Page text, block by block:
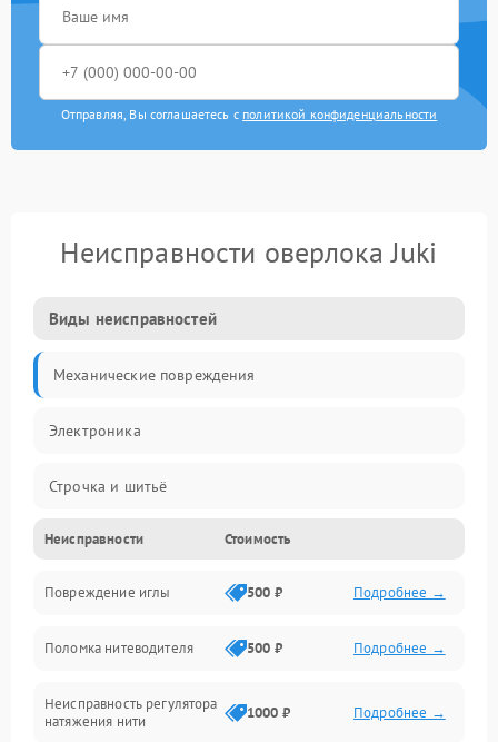
Отправляя, Вы соглашаетесь с политикой конфиденциальности
Неисправности оверлока Juki
Виды неисправностей
Механические повреждения
Электроника
Строчка и шитьё
Прочие неисправности
Подача ткани
Игловодитель и механизмы
Ножи и обрезка
Неисправности Стоимость
Повреждение иглы 500 ₽ Подробнее →
Поломка нитеводителя 500 ₽ Подробнее →
Неисправность регулятора
натяжения нити
1000 ₽ Подробнее →